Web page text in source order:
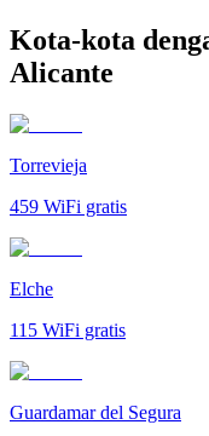
Kota-kota
Alicante
Torrevieja
459 WiFi gratis
Elche
115 WiFi gratis
Guardamar del Segura